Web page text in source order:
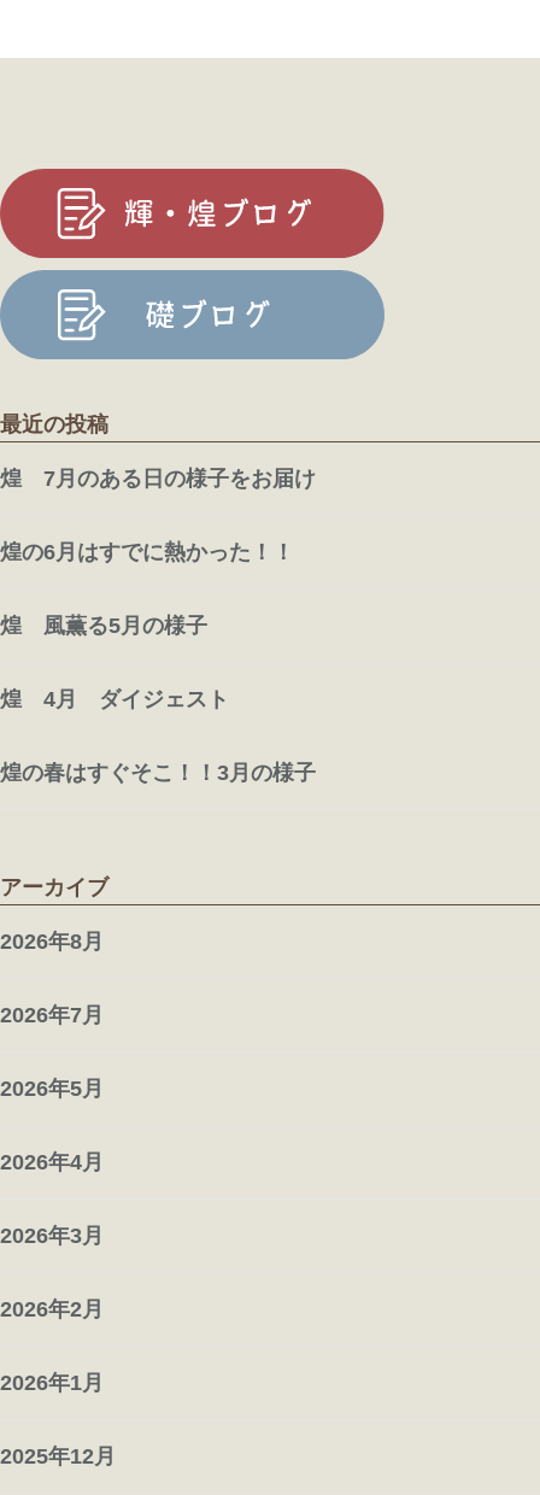
行ってまいりました
フラワーアレンジメントの会 に参加したり
折り紙でガーランド を作成したり
音楽療法
に参加して、歌ったりリズムに合わせ
て体を動かしたり
「…えーっと、ほんで、ここからどうするんやっ
また、一緒に楽しみましょうね✌️
最近の投稿
煌 7月のある日の様子をお届け
煌の6月はすでに熱かった！！
煌 風薫る5月の様子
煌 4月 ダイジェスト
煌の春はすぐそこ！！3月の様子
アーカイブ
2026年8月
2026年7月
2026年5月
2026年4月
2026年3月
2026年2月
2026年1月
2025年12月